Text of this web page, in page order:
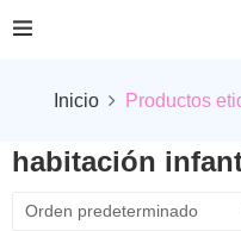
Inicio Productos
habitación